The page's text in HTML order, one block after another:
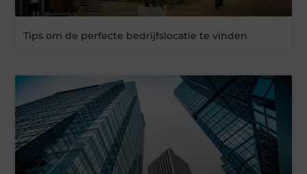
Tips om de perfecte bedrijfslocatie te vinden